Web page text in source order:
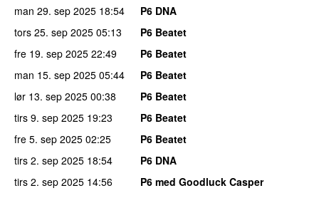
man 29. sep 2025 18:54
P6 DNA
tors 25. sep 2025 05:13
P6 Beatet
fre 19. sep 2025 22:49
P6 Beatet
man 15. sep 2025 05:44
P6 Beatet
lør 13. sep 2025 00:38
P6 Beatet
tirs 9. sep 2025 19:23
P6 Beatet
fre 5. sep 2025 02:25
P6 Beatet
tirs 2. sep 2025 18:54
P6 DNA
tirs 2. sep 2025 14:56
P6 med Goodluck Casper